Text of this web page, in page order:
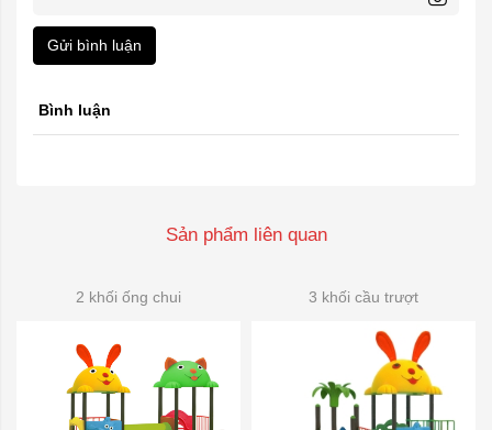
Gửi bình luận
Bình luận
Sản phẩm liên quan
2 khối ống chui 3 khối cầu trượt